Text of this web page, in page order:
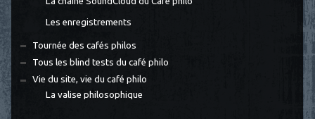
Les enregistrements
Tournée des cafés philos
Tous les blind tests du café philo
Vie du site, vie du café philo
La valise philosophique